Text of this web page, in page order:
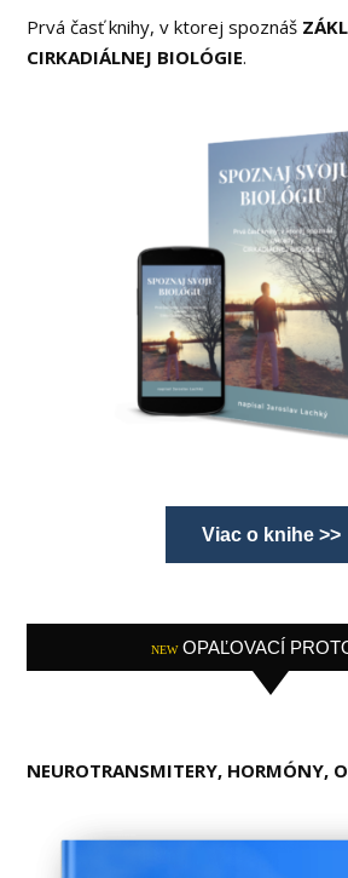
Prvá časť knihy, v ktorej spoznáš
CIRKADIÁLNEJ BIOLÓGIE.
Viac o knihe >>
NEW OPAĽOVACÍ
NEUROTRANSMITERY, HORMÓNY,